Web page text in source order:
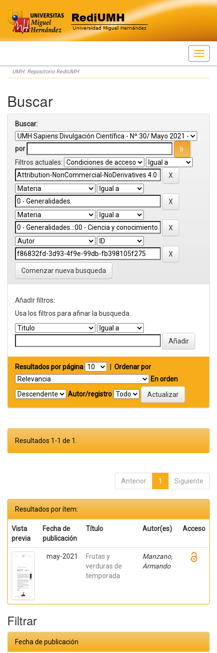
Skip
navigation
UMH: Repositorio RediUMH
Buscar
Buscar:
por
Filtros actuales:
Comenzar nueva busqueda
Añadir filtros:
Usa los filtros para afinar la busqueda.
Resultados por página
Ordenar por
En orden
Autor/registro
Resultados 1-1 de 1.
Anterior 1 Siguiente
Resultados por ítem:
Vista
previa
Fecha de
publicación
Título Autor(es) Acceso
may-2021
Frutas y
verduras de
temporada
Manzano,
Armando
Filtrar
Fecha de publicación